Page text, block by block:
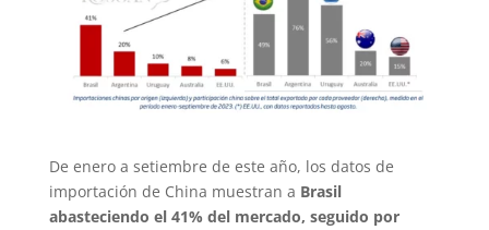
De enero a setiembre de este año, los datos de
importación de China muestran a Brasil
abasteciendo el 41% del mercado, seguido por